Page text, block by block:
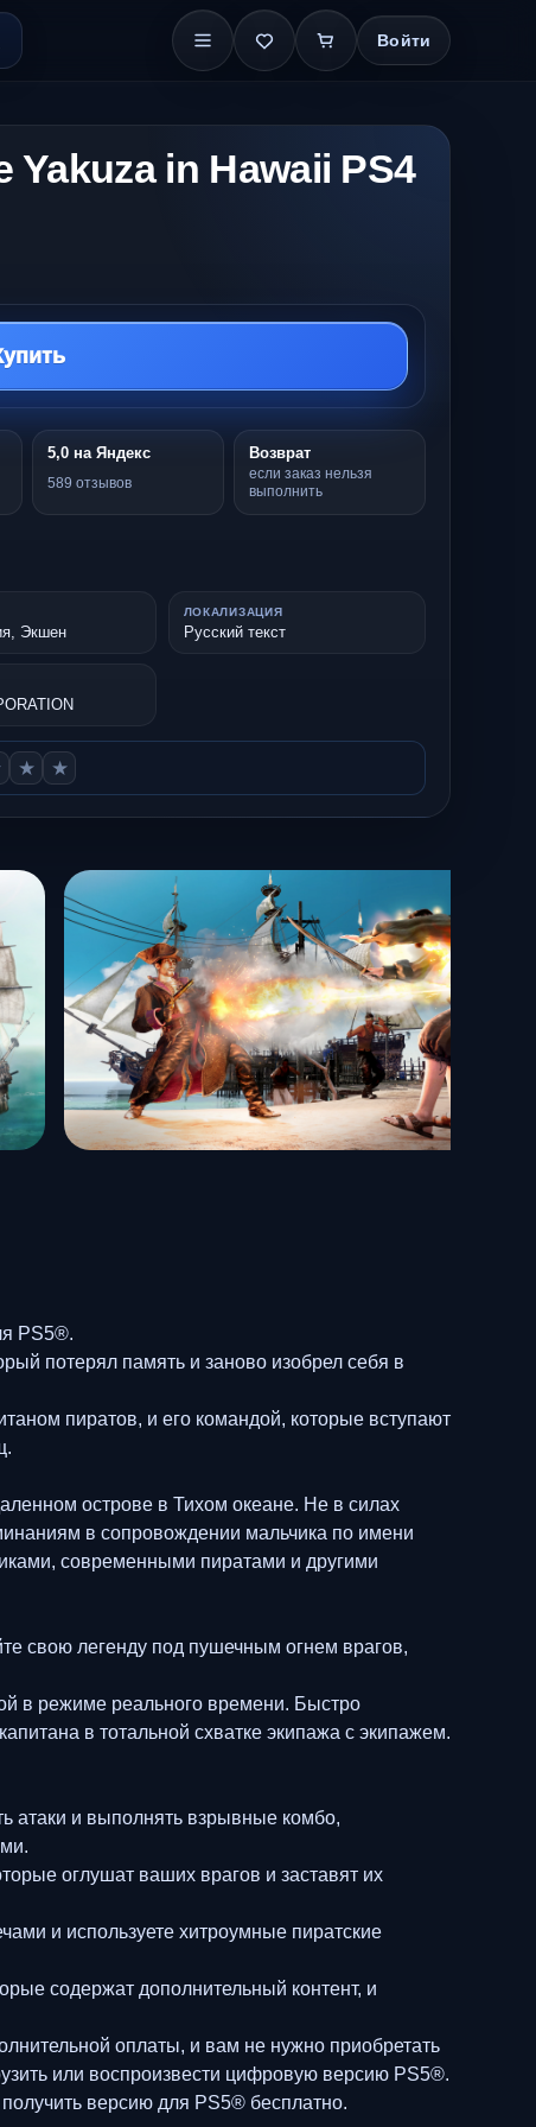
Войти
Yakuza in Hawaii PS4
5,0 на Яндекс
589 отзывов
Возврат
если заказ нельзя
выполнить
Экшен
ЛОКАЛИЗАЦИЯ
Русский текст
★ ★
PS5®.
потерял память и заново изобрел себя в
пиратов, и его командой, которые вступают
острове в Тихом океане. Не в силах
в сопровождении мальчика по имени
современными пиратами и другими
свою легенду под пушечным огнем врагов,
в режиме реального времени. Быстро
в тотальной схватке экипажа с экипажем.
атаки и выполнять взрывные комбо,
оглушат ваших врагов и заставят их
и используете хитроумные пиратские
содержат дополнительный контент, и
оплаты, и вам не нужно приобретать
или воспроизвести цифровую версию PS5®.
версию для PS5® бесплатно.